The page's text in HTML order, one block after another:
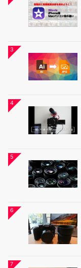
3
4
5
6
7